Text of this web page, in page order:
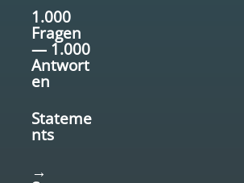
1.000
Fragen
— 1.000
Antwort
en
Stateme
nts
→